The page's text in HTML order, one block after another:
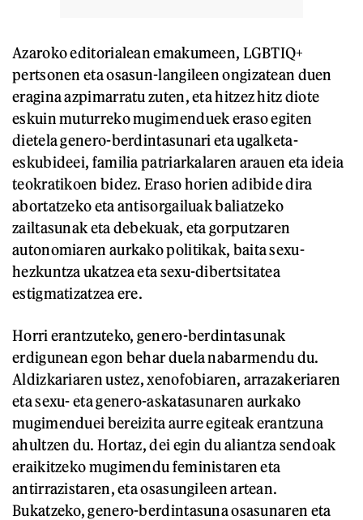
Azaroko editorialean emakumeen, LGBTIQ+
pertsonen eta osasun-langileen ongizatean duen
eragina azpimarratu zuten, eta hitzez hitz diote
eskuin muturreko mugimenduek eraso egiten
dietela genero-berdintasunari eta ugalketa-
eskubideei, familia patriarkalaren arauen eta ideia
teokratikoen bidez. Eraso horien adibide dira
abortatzeko eta antisorgailuak baliatzeko
zailtasunak eta debekuak, eta gorputzaren
autonomiaren aurkako politikak, baita sexu-
hezkuntza ukatzea eta sexu-dibertsitatea
estigmatizatzea ere.
Horri erantzuteko, genero-berdintasunak
erdigunean egon behar duela nabarmendu du.
Aldizkariaren ustez, xenofobiaren, arrazakeriaren
eta sexu- eta genero-askatasunaren aurkako
mugimenduei bereizita aurre egiteak erantzuna
ahultzen du. Hortaz, dei egin du aliantza sendoak
eraikitzeko mugimendu feministaren eta
antirrazistaren, eta osasungileen artean.
Bukatzeko, genero-berdintasuna osasunaren eta